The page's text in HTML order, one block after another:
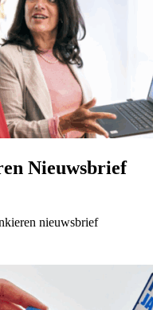
Nieuwsbrief
nieuwsbrief